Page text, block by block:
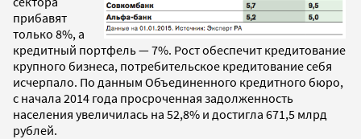
прибавят
только 8%, а
кредитный портфель — 7%. Рост обеспечит кредитование
крупного бизнеса, потребительское кредитование себя
исчерпало. По данным Объединенного кредитного бюро,
с начала 2014 года просроченная задолженность
населения увеличилась на 52,8% и достигла 671,5 млрд
рублей.